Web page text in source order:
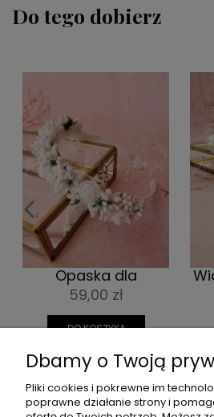
Do tego dobierz
<
Opaska dla
dziewczynki z
białymi różyczkami i
ryżykiem
59,00 zł
DO KOSZYKA
POMOC
Dbamy o Twoją
Pliki cookies i pokrewne im
poprawne działanie strony i